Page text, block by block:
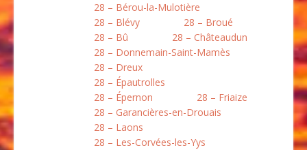
28 – Bérou-la-Mulotière
28 – Blévy
28 – Broué
28 – Bû
28 – Châteaudun
28 – Donnemain-Saint-Mamès
28 – Dreux
28 – Épautrolles
28 – Épernon
28 – Friaize
28 – Garancières-en-Drouais
28 – Laons
28 – Les-Corvées-les-Yys